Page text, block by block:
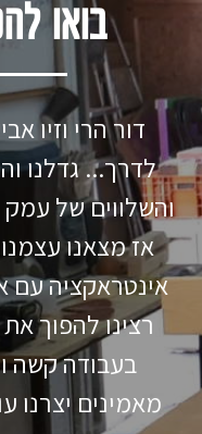
בואו
דור הרי וזיו
לדרך... גדלנו
והשלווים של
אז מצאנו
אינטראקציה עם
רצינו להפוך
בעבודה קשה
מאמינים יצרנו